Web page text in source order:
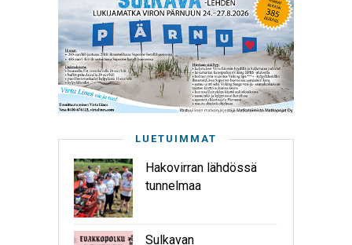
LUETUIMMAT
Hakovirran lähdössä
tunnelmaa
Sulkavan